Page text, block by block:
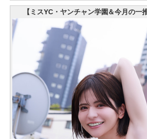
【ミスYC・ヤンチャン学園＆今月の一